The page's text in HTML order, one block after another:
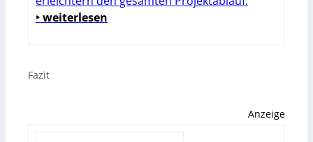
‣ weiterlesen
Fazit
Anzeige